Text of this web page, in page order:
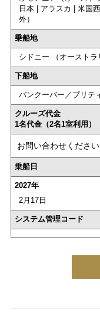
日本 | アラスカ | 米国
外）
乗船地
シドニー （オーストラ
下船地
バンクーバー／ブリテ
クルーズ代金
1名代金（2名1室利用）
お問い合わせください
乗船日
2027年
2月17日
システム管理コード